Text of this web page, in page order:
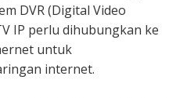
DVR (Digital Video
IP perlu dihubungkan ke
untuk
internet.